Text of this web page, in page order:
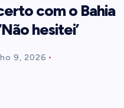
com o Bahia
hesitei’
9, 2026